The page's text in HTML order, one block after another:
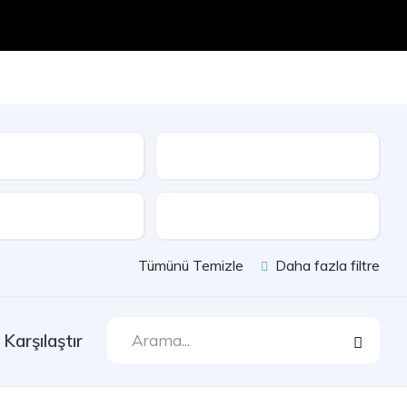
Tümünü Temizle Daha fazla filtre
Karşılaştır